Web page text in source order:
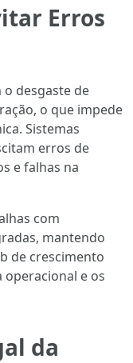
Erros
desgaste de
o que impede
Sistemas
erros de
e falhas na
com
mantendo
de crescimento
e os
da